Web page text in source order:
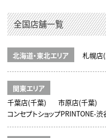
全国店舗一覧
北海道・東北エリア 札幌店
関東エリア
千葉店(千葉)
市原店(千葉)
コンセプトショップPRINTONE-